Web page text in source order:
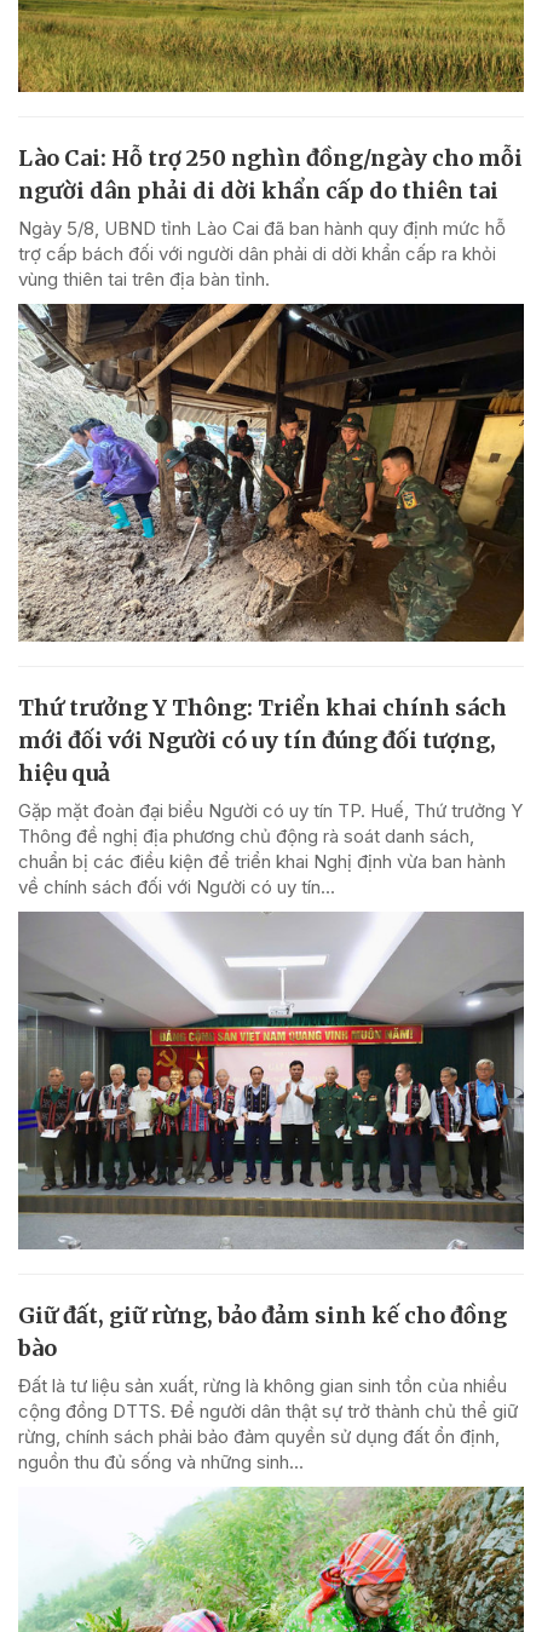
Lào Cai: Hỗ trợ 250 nghìn đồng/ngày cho mỗi
người dân phải di dời khẩn cấp do thiên tai
Ngày 5/8, UBND tỉnh Lào Cai đã ban hành quy định mức hỗ
trợ cấp bách đối với người dân phải di dời khẩn cấp ra khỏi
vùng thiên tai trên địa bàn tỉnh.
Thứ trưởng Y Thông: Triển khai chính sách
mới đối với Người có uy tín đúng đối tượng,
hiệu quả
Gặp mặt đoàn đại biểu Người có uy tín TP. Huế, Thứ trưởng Y
Thông đề nghị địa phương chủ động rà soát danh sách,
chuẩn bị các điều kiện để triển khai Nghị định vừa ban hành
về chính sách đối với Người có uy tín...
Giữ đất, giữ rừng, bảo đảm sinh kế cho đồng
bào
Đất là tư liệu sản xuất, rừng là không gian sinh tồn của nhiều
cộng đồng DTTS. Để người dân thật sự trở thành chủ thể giữ
rừng, chính sách phải bảo đảm quyền sử dụng đất ổn định,
nguồn thu đủ sống và những sinh...